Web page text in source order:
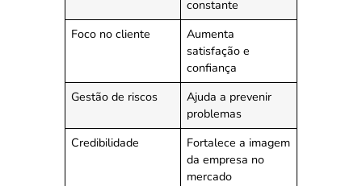
constante
Foco no cliente
Aumenta
satisfação e
confiança
Gestão de riscos
Ajuda a prevenir
problemas
Credibilidade
Fortalece a imagem
da empresa no
mercado